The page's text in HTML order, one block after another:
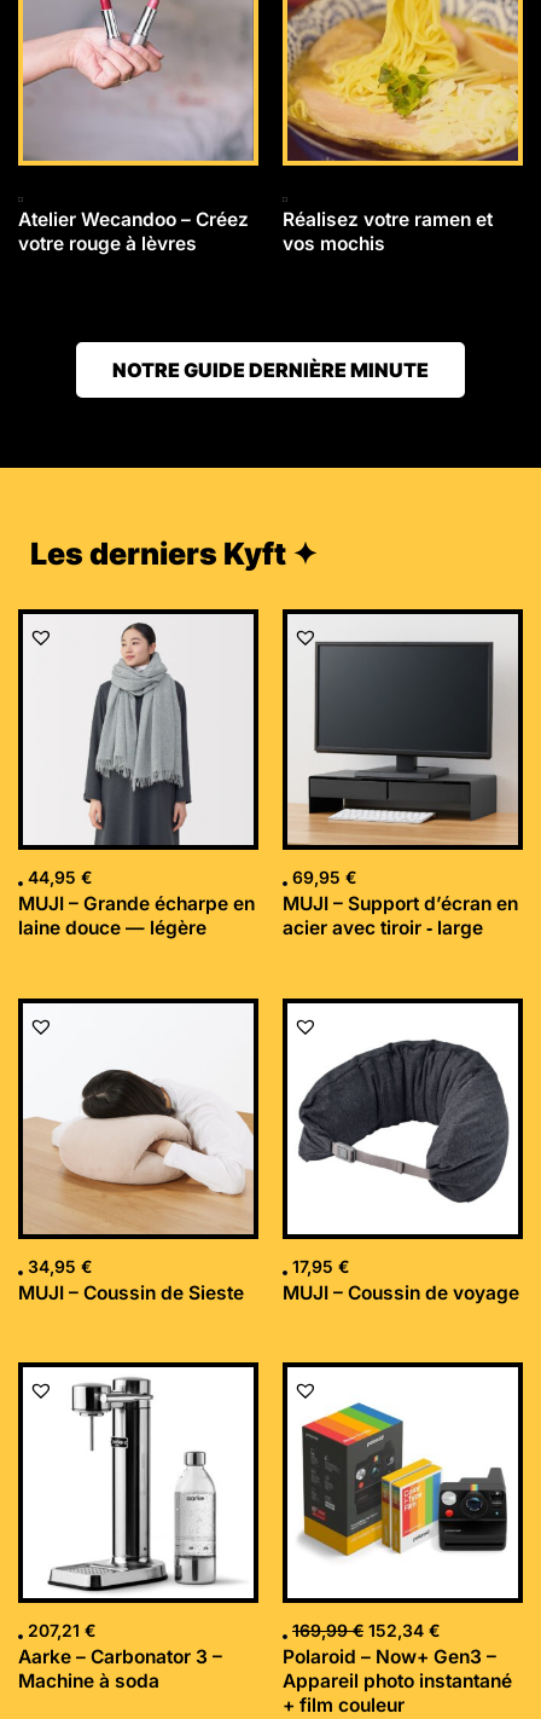
Atelier Wecandoo – Créez
votre rouge à lèvres
Réalisez votre ramen et
vos mochis
NOTRE GUIDE DERNIÈRE MINUTE
Les derniers Kyft ✦
44,95 €
MUJI – Grande écharpe en
laine douce — légère
69,95 €
MUJI – Support d’écran en
acier avec tiroir ‐ large
34,95 €
MUJI – Coussin de Sieste
17,95 €
MUJI – Coussin de voyage
207,21 €
Aarke – Carbonator 3 –
Machine à soda
169,99€
Le
initial
était :
169,99 €.
152,34 €
Le
Polaroid – Now+ Gen3 –
Appareil photo instantané
+ film couleur